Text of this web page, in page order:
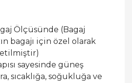
Ölçüsünde (Bagaj
bagajı için özel olarak
sayesinde güneş
sıcaklığa, soğukluğa ve